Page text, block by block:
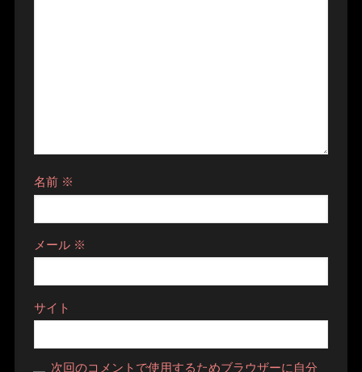
名前 ※
メール ※
サイト
次回のコメントで使用するためブラウザーに自分